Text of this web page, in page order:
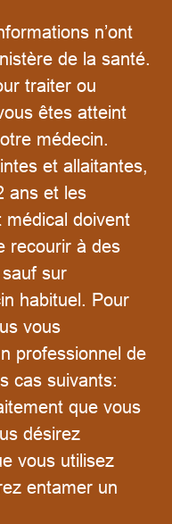
n’ont
de la santé.
traiter ou
êtes atteint
médecin.
et allaitantes,
ans et les
médical doivent
recourir à des
sur
habituel. Pour
vous
professionnel de
cas suivants:
que vous
désirez
vous utilisez
entamer un